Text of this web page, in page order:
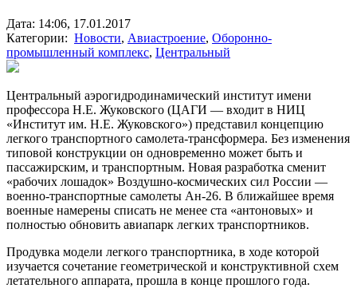
Дата: 14:06, 17.01.2017
Категории: Новости, Авиастроение, Оборонно-
промышленный комплекс, Центральный
Центральный аэрогидродинамический институт имени
профессора Н.Е. Жуковского (ЦАГИ — входит в НИЦ
«Институт им. Н.Е. Жуковского») представил концепцию
легкого транспортного самолета-трансформера. Без изменения
типовой конструкции он одновременно может быть и
пассажирским, и транспортным. Новая разработка сменит
«рабочих лошадок» Воздушно-космических сил России —
военно-транспортные самолеты Ан-26. В ближайшее время
военные намерены списать не менее ста «антоновых» и
полностью обновить авиапарк легких транспортников.
Продувка модели легкого транспортника, в ходе которой
изучается сочетание геометрической и конструктивной схем
летательного аппарата, прошла в конце прошлого года.